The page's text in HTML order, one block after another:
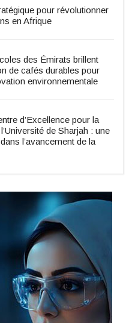
pour révolutionner
en Afrique
des Émirats brillent
de cafés durables pour
environnementale
d’Excellence pour la
de Sharjah : une
l’avancement de la